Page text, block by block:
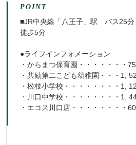
POINT
■JR中央線「八王子」駅 バス25
徒歩5分
●ライフインフォメーション
・からまつ保育園・・・・・・・
・共励第二こども幼稚園・・・1,
・松枝小学校・・・・・・・・1,
・川口中学校・・・・・・・・1,
・エコス川口店・・・・・・・・